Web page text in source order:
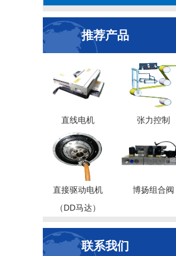
推荐产品
直线电机 张力控制
直接驱动电机
（DD马达）
博扬组合阀
联系我们